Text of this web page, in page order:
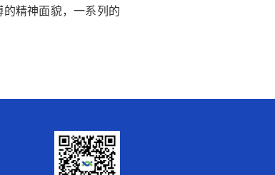
精神面貌，一系列的